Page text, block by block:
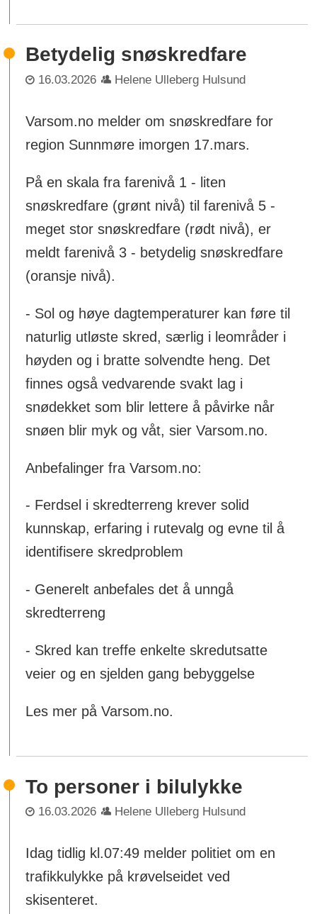
Betydelig snøskredfare
16.03.2026 Helene Ulleberg Hulsund
Varsom.no melder om snøskredfare for
region Sunnmøre imorgen 17.mars.
På en skala fra farenivå 1 - liten
snøskredfare (grønt nivå) til farenivå 5 -
meget stor snøskredfare (rødt nivå), er
meldt farenivå 3 - betydelig snøskredfare
(oransje nivå).
- Sol og høye dagtemperaturer kan føre til
naturlig utløste skred, særlig i leområder i
høyden og i bratte solvendte heng. Det
finnes også vedvarende svakt lag i
snødekket som blir lettere å påvirke når
snøen blir myk og våt, sier Varsom.no.
Anbefalinger fra Varsom.no:
- Ferdsel i skredterreng krever solid
kunnskap, erfaring i rutevalg og evne til å
identifisere skredproblem
- Generelt anbefales det å unngå
skredterreng
- Skred kan treffe enkelte skredutsatte
veier og en sjelden gang bebyggelse
Les mer på Varsom.no.
To personer i bilulykke
16.03.2026 Helene Ulleberg Hulsund
Idag tidlig kl.07:49 melder politiet om en
trafikkulykke på krøvelseidet ved
skisenteret.